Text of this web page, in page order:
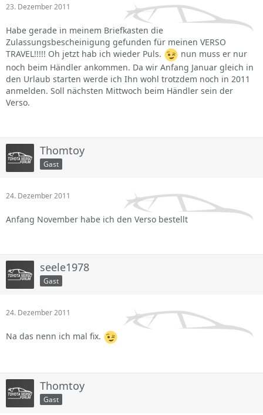
23. Dezember 2011
Habe gerade in meinem Briefkasten die
Zulassungsbescheinigung gefunden für meinen VERSO
TRAVEL!!!!! Oh jetzt hab ich wieder Puls.
nun muss er nur
noch beim Händler ankommen. Da wir Anfang Januar gleich in
den Urlaub starten werde ich Ihn wohl trotzdem noch in 2011
anmelden. Soll nächsten Mittwoch beim Händler sein der
Verso.
Thomtoy
Gast
24. Dezember 2011
Anfang November habe ich den Verso bestellt
seele1978
Gast
24. Dezember 2011
Na das nenn ich mal fix.
Thomtoy
Gast